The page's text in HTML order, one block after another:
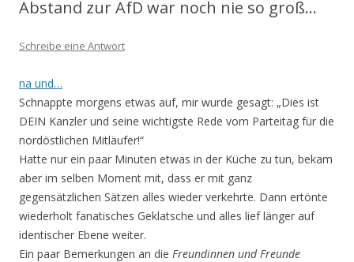
Abstand zur AfD war noch nie so groß…
Schreibe eine Antwort
na und…
Schnappte morgens etwas auf, mir wurde gesagt: „Dies ist
DEIN Kanzler und seine wichtigste Rede vom Parteitag für die
nordöstlichen Mitläufer!“
Hatte nur ein paar Minuten etwas in der Küche zu tun, bekam
aber im selben Moment mit, dass er mit ganz
gegensätzlichen Sätzen alles wieder verkehrte. Dann ertönte
wiederholt fanatisches Ge­klatsche und alles lief länger auf
identischer Ebene weiter.
Ein paar Bemerkungen an die Freundinnen und Freunde